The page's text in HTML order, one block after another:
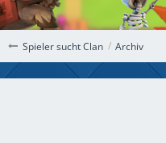
Spieler sucht Clan Archiv